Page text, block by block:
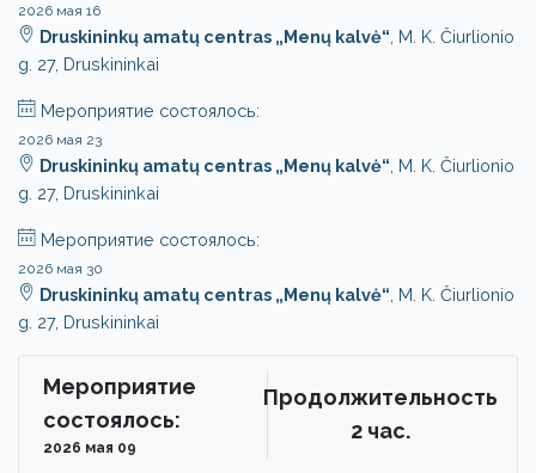
2026 мая 16
Druskininkų amatų centras „Menų kalvė“ , M. K. Čiurlionio
g. 27, Druskininkai
Мероприятие состоялось:
2026 мая 23
Druskininkų amatų centras „Menų kalvė“ , M. K. Čiurlionio
g. 27, Druskininkai
Мероприятие состоялось:
2026 мая 30
Druskininkų amatų centras „Menų kalvė“ , M. K. Čiurlionio
g. 27, Druskininkai
Мероприятие
состоялось:
2026 мая 09
Продолжительность
2 чac.